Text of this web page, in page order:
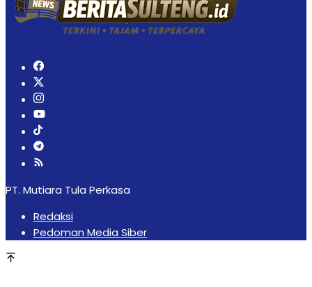
PT. Mutiara Tula Perkasa
Redaksi
Pedoman Media Siber